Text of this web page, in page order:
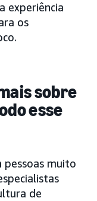
experiência
os
sobre
esse
pessoas muito
de